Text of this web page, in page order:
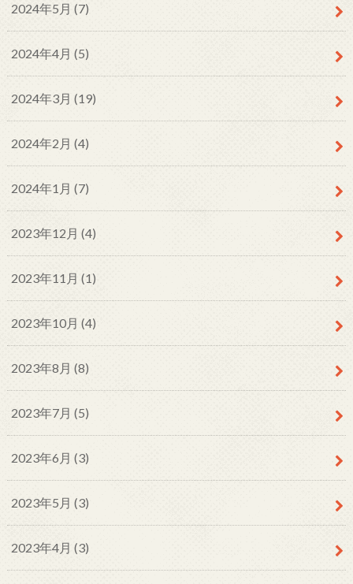
2024年5月 (7)
2024年4月 (5)
2024年3月 (19)
2024年2月 (4)
2024年1月 (7)
2023年12月 (4)
2023年11月 (1)
2023年10月 (4)
2023年8月 (8)
2023年7月 (5)
2023年6月 (3)
2023年5月 (3)
2023年4月 (3)